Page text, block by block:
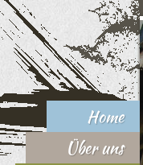
Home
Über uns